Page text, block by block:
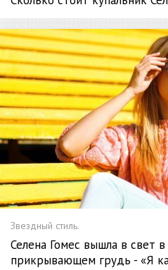
Звездный стиль.
Селена Гомес вышла в свет в
прикрывающем грудь - «Я